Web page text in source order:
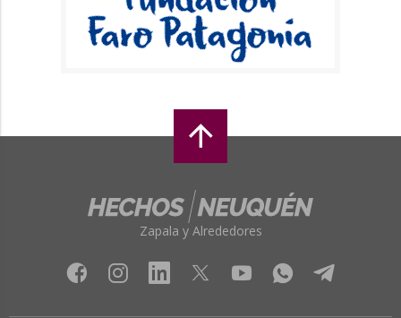
Zapala y Alrededores